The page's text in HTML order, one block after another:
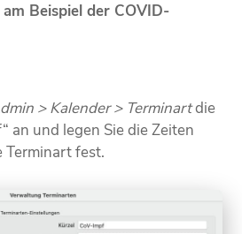
Beispiel der COVID-
> Kalender > Terminartdie
an und legen Sie die Zeiten
Terminart fest.